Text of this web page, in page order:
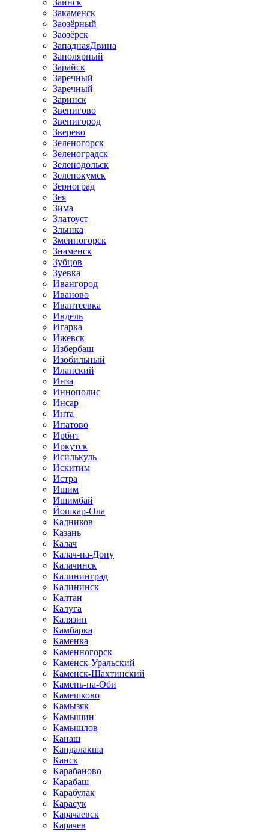
Заинск
Закаменск
Заозёрный
Заозёрск
ЗападнаяДвина
Заполярный
Зарайск
Заречный
Заречный
Заринск
Звенигово
Звенигород
Зверево
Зеленогорск
Зеленоградск
Зеленодольск
Зеленокумск
Зерноград
Зея
Зима
Златоуст
Злынка
Змеиногорск
Знаменск
Зубцов
Зуевка
Ивангород
Иваново
Ивантеевка
Ивдель
Игарка
Ижевск
Избербаш
Изобильный
Иланский
Инза
Иннополис
Инсар
Инта
Ипатово
Ирбит
Иркутск
Исилькуль
Искитим
Истра
Ишим
Ишимбай
Йошкар-Ола
Кадников
Казань
Калач
Калач-на-Дону
Калачинск
Калининград
Калининск
Калтан
Калуга
Калязин
Камбарка
Каменка
Каменногорск
Каменск-Уральский
Каменск-Шахтинский
Камень-на-Оби
Камешково
Камызяк
Камышин
Камышлов
Канаш
Кандалакша
Канск
Карабаново
Карабаш
Карабулак
Карасук
Карачаевск
Карачев